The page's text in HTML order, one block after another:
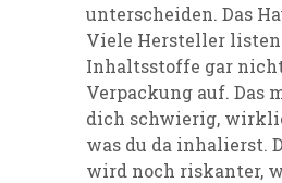
unterscheiden. Das
Viele Hersteller
Inhaltsstoffe gar
Verpackung auf. Das
dich schwierig,
was du da inhalierst.
wird noch riskanter,